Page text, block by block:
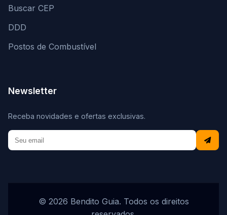
Buscar CEP
DDD
Postos de Combustível
Newsletter
Receba novidades e ofertas exclusivas.
© 2026 Bendito Guia. Todos os direitos